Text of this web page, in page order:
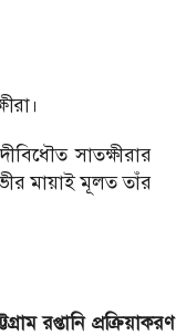
সাতক্ষীরার
মায়াই মূলত তাঁর
রপ্তানি প্রক্রিয়াকরণ